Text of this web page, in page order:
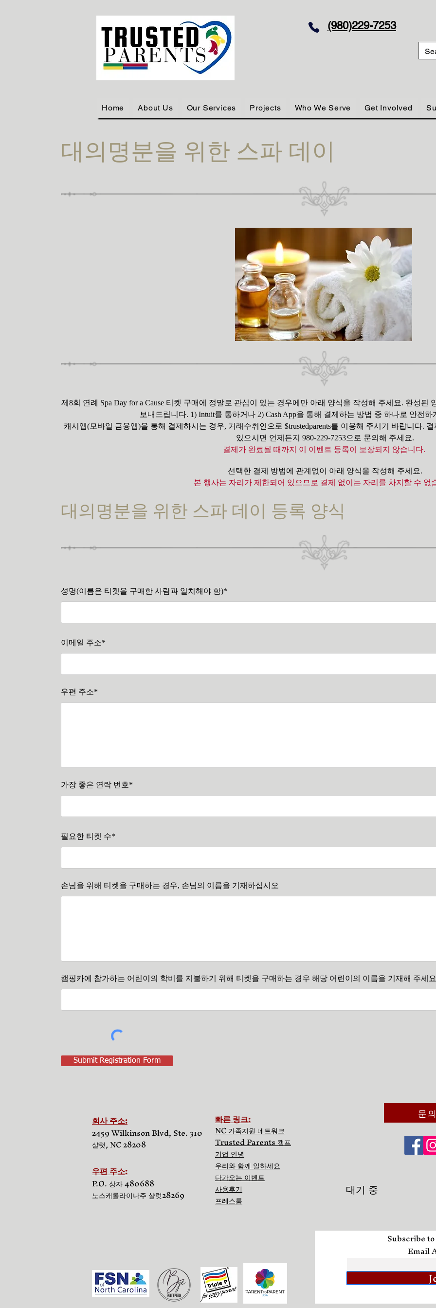
(980)229-7253
Home About Us Our Services Projects Who We Serve Get Involved
대의명분을 위한 스파 데이
제8회 연례 Spa Day for a Cause 티켓 구매에 정말로 관심이 있는 경우에만 아래 양식을 작성해 주세요. 완성
보내드립니다. 1) Intuit를 통하거나 2) Cash App을 통해 결제하는 방법 중 하나로 안전
캐시앱(모바일 금융앱)을 통해 결제하시는 경우, 거래수취인으로 $trustedparents를 이용해 주시기 바랍니다.
있으시면 언제든지 980-229-7253으로 문의해 주세요.
결제가 완료될 때까지 이 이벤트 등록이 보장되지 않습니다.
선택한 결제 방법에 관계없이 아래 양식을 작성해 주세요.
본 행사는 자리가 제한되어 있으므로 결제 없이는 자리를 차지할 수 없
대의명분을 위한 스파 데이 등록 양식
성명(이름은 티켓을 구매한 사람과 일치해야 함)*
이메일 주소*
우편 주소*
가장 좋은 연락 번호*
필요한 티켓 수*
손님을 위해 티켓을 구매하는 경우, 손님의 이름을 기재하십시오
캠핑카에 참가하는 어린이의 학비를 지불하기 위해 티켓을 구매하는 경우 해당 어린이의 이름을 기재해 주세
Submit Registration Form
회사 주소:
2459 Wilkinson Blvd, Ste. 310
샬럿, NC 28208
우편 주소:
P.O. 상자 480688
노스캐롤라이나주 샬럿28269
빠른 링크:
NC 가족지원 네트워크
Trusted Parents 캠프
기업 안녕
우리와 함께 일하세요
다가오는 이벤트
사용후기
프레스룸
문
대기 중
Subscribe
Email